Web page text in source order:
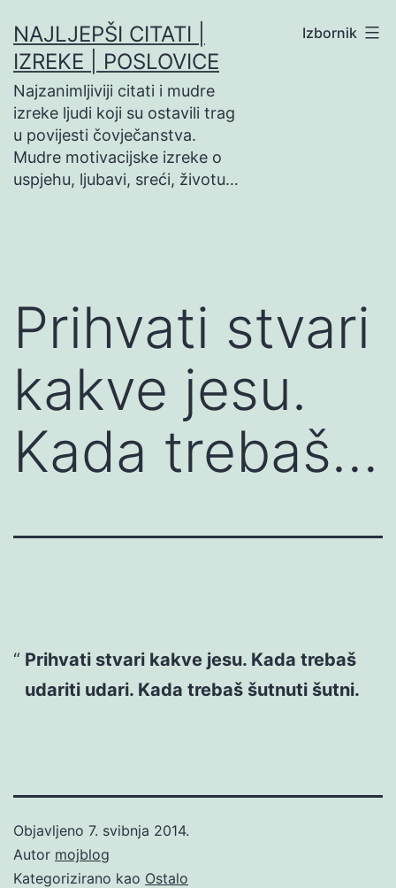
na
sadržaj
NAJLJEPŠI CITATI |
IZREKE | POSLOVICE
Najzanimljiviji citati i mudre
izreke ljudi koji su ostavili trag
u povijesti čovječanstva.
Mudre motivacijske izreke o
uspjehu, ljubavi, sreći, životu…
Izbornik
Prihvati stvari
kakve jesu.
Kada trebaš…
Prihvati stvari kakve jesu. Kada trebaš
udariti udari. Kada trebaš šutnuti šutni.
Objavljeno 7. svibnja 2014.
Autor mojblog
Kategorizirano kao Ostalo